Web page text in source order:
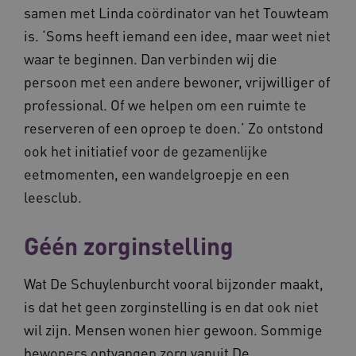
samen met Linda coördinator van het Touwteam
is. ‘Soms heeft iemand een idee, maar weet niet
waar te beginnen. Dan verbinden wij die
persoon met een andere bewoner, vrijwilliger of
professional. Of we helpen om een ruimte te
reserveren of een oproep te doen.’ Zo ontstond
ook het initiatief voor de gezamenlijke
eetmomenten, een wandelgroepje en een
leesclub.
Géén zorginstelling
Wat De Schuylenburcht vooral bijzonder maakt,
is dat het geen zorginstelling is en dat ook niet
wil zijn. Mensen wonen hier gewoon. Sommige
BCSessionID vilans.blueconic.net
__Secure-ROLLOUT_TOKEN .youtube.com
ARRAffinity
Microsoft Corporation
CookieScriptConsent
www.waardigheidentrots.nl
Google Privacy Policy